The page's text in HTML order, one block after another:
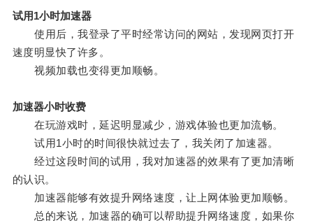
试用1小时加速器
使用后，我登录了平时经常访问的网站，发现网页打开
速度明显快了许多。
视频加载也变得更加顺畅。
加速器小时收费
在玩游戏时，延迟明显减少，游戏体验也更加流畅。
试用1小时的时间很快就过去了，我关闭了加速器。
经过这段时间的试用，我对加速器的效果有了更加清晰
的认识。
加速器能够有效提升网络速度，让上网体验更加顺畅。
总的来说，加速器的确可以帮助提升网络速度，如果你